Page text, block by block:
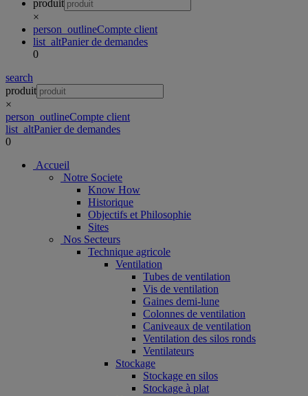
produit
×
person_outlineCompte client
list_altPanier de demandes
0
search
produit
×
person_outlineCompte client
list_altPanier de demandes
0
Accueil
Notre Societe
Know How
Historique
Objectifs et Philosophie
Sites
Nos Secteurs
Technique agricole
Ventilation
Tubes de ventilation
Vis de ventilation
Gaines demi-lune
Colonnes de ventilation
Caniveaux de ventilation
Ventilation des silos ronds
Ventilateurs
Stockage
Stockage en silos
Stockage à plat